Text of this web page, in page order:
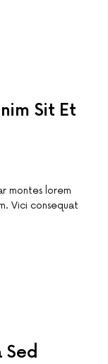
Sit Et
montes lorem
Vici consequat
Sed